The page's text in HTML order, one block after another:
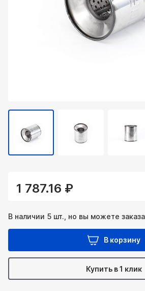
1 787.16 ₽
В наличии 5 шт., но вы можете
В корзину
Купить в 1 клик